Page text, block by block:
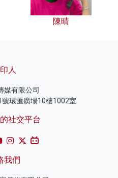
陳晴
人
媒有限公司
環匯廣場10樓1002室
社交平台
我們